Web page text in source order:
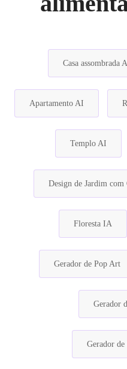
Casa assombrada
Apartamento AI
Templo AI
Design de Jardim com
Floresta IA
Gerador de Pop Art
Gerador
Gerador de